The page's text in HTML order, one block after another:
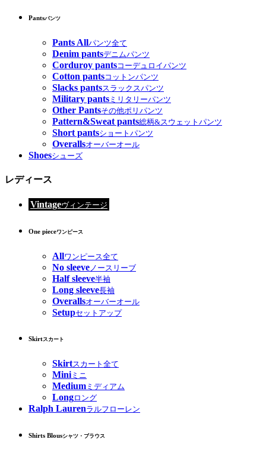
Pantsパンツ
Pants Allパンツ全て
Denim pantsデニムパンツ
Corduroy pantsコーデュロイパンツ
Cotton pantsコットンパンツ
Slacks pantsスラックスパンツ
Military pants ミリタリーパンツ
Other Pantsその他ポリパンツ
Pattern&Sweat pants総柄&スウェットパンツ
Short pantsショートパンツ
Overallsオーバーオール
Shoesシューズ
レディース
Vintageヴィンテージ
One pieceワンピース
Allワンピース全て
No sleeve ノースリーブ
Half sleeve半袖
Long sleeve長袖
Overallsオーバーオール
Setupセットアップ
Skirtスカート
Skirtスカート全て
Miniミニ
Medium ミディアム
Longロング
Ralph Laurenラルフローレン
Shirts Blousシャツ・ブラウス